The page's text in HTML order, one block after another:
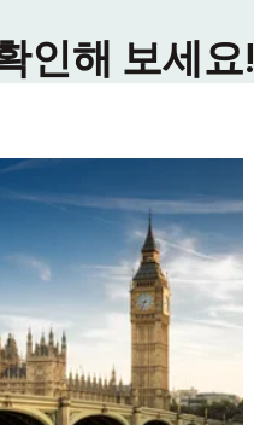
인해 보세요!